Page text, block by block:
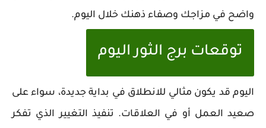
واضح في مزاجك وصفاء ذهنك خلال اليوم.
توقعات برج الثور اليوم
اليوم قد يكون مثالي للانطلاق في بداية جديدة، سواء على
صعيد العمل أو في العلاقات. تنفيذ التغيير الذي تفكر